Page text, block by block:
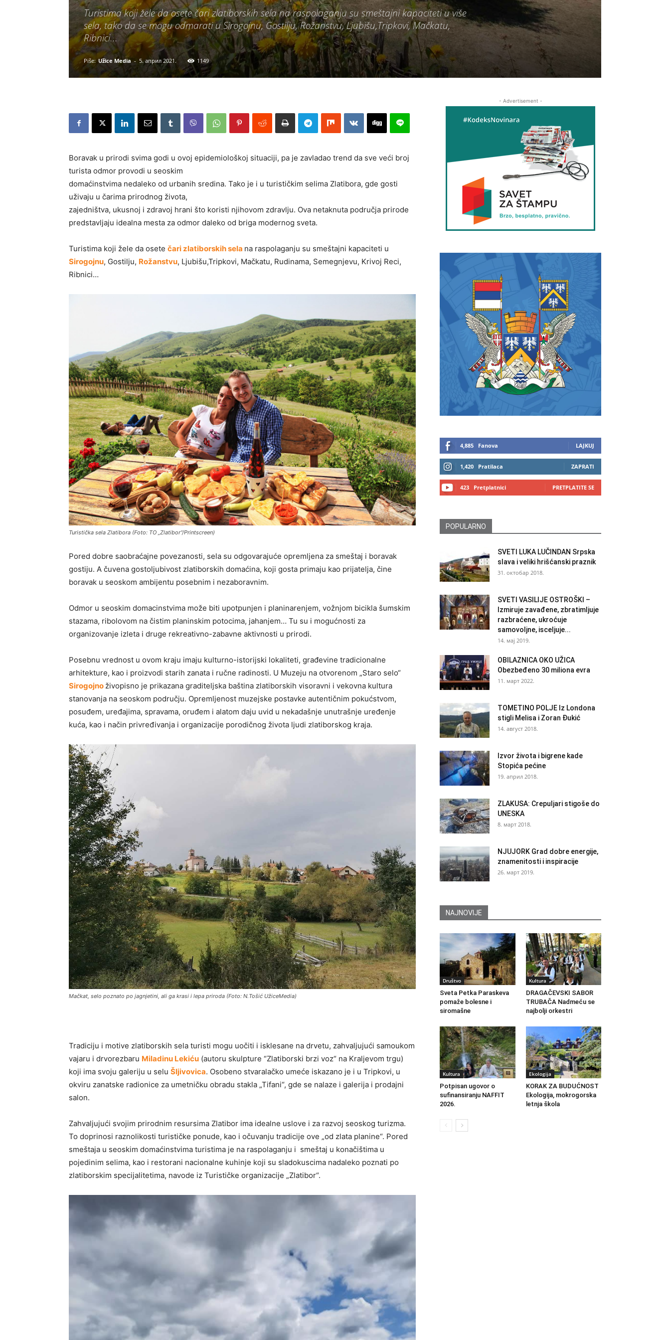
Turistima koji žele da osete čari zlatiborskih sela na raspolaganju su smeštajni kapaciteti u više
sela, tako da se mogu odmarati u Sirogojnu, Gostilju, Rožanstvu, Ljubišu,Tripkovi, Mačkatu,
Ribnici...
Piše: Užice Media - 5. април 2021. 1149
Boravak u prirodi svima godi u ovoj epidemiološkoj situaciji, pa je zavladao trend da sve veći broj
turista odmor provodi u seoskim
domaćinstvima nedaleko od urbanih sredina. Tako je i u turističkim selima Zlatibora, gde gosti
uživaju u čarima prirodnog života,
zajedništva, ukusnoj i zdravoj hrani što koristi njihovom zdravlju. Ova netaknuta područja prirode
predstavljaju idealna mesta za odmor daleko od briga modernog sveta.
Turistima koji žele da osete čari zlatiborskih sela na raspolaganju su smeštajni kapaciteti u
Sirogojnu, Gostilju, Rožanstvu, Ljubišu,Tripkovi, Mačkatu, Rudinama, Semegnjevu, Krivoj Reci,
Ribnici…
Turistička sela Zlatibora (Foto: TO „Zlatibor“/Printscreen)
Pored dobre saobraćajne povezanosti, sela su odgovarajuće opremljena za smeštaj i boravak
gostiju. A čuvena gostoljubivost zlatiborskih domaćina, koji gosta primaju kao prijatelja, čine
boravak u seoskom ambijentu posebnim i nezaboravnim.
Odmor u seoskim domacinstvima može biti upotpunjen i planinarenjem, vožnjom bicikla šumskim
stazama, ribolovom na čistim planinskim potocima, jahanjem… Tu su i mogućnosti za
organizovanje izleta i druge rekreativno-zabavne aktivnosti u prirodi.
Posebnu vrednost u ovom kraju imaju kulturno-istorijski lokaliteti, građevine tradicionalne
arhitekture, kao i proizvodi starih zanata i ručne radinosti. U Muzeju na otvorenom „Staro selo“
Sirogojno živopisno je prikazana graditeljska baština zlatiborskih visoravni i vekovna kultura
stanovanja na seoskom području. Opremljenost muzejske postavke autentičnim pokućstvom,
posuđem, uređajima, spravama, oruđem i alatom daju uvid u nekadašnje unutrašnje uređenje
kuća, kao i način privređivanja i organizacije porodičnog života ljudi zlatiborskog kraja.
Mačkat, selo poznato po jagnjetini, ali ga krasi i lepa priroda (Foto: N.Tošić UžiceMedia)
Tradiciju i motive zlatiborskih sela turisti mogu uočiti i isklesane na drvetu, zahvaljujući samoukom
vajaru i drvorezbaru Miladinu Lekiću (autoru skulpture “Zlatiborski brzi voz“ na Kraljevom trgu)
koji ima svoju galeriju u selu Šljivovica. Osobeno stvaralačko umeće iskazano je i u Tripkovi, u
okviru zanatske radionice za umetničku obradu stakla „Tifani“, gde se nalaze i galerija i prodajni
salon.
Zahvaljujući svojim prirodnim resursima Zlatibor ima idealne uslove i za razvoj seoskog turizma.
To doprinosi raznolikosti turističke ponude, kao i očuvanju tradicije ove „od zlata planine“. Pored
smeštaja u seoskim domaćinstvima turistima je na raspolaganju i smeštaj u konačištima u
pojedinim selima, kao i restorani nacionalne kuhinje koji su sladokuscima nadaleko poznati po
zlatiborskim specijalitetima, navode iz Turističke organizacije „Zlatibor“.
- Advertisement -
4,885 Fanova LAJKUJ
1,420 Pratilaca ZAPRATI
423 Pretplatnici PRETPLATITE SE
POPULARNO
SVETI LUKA LUČINDAN Srpska
slava i veliki hrišćanski praznik
31. октобар 2018.
SVETI VASILIJE OSTROŠKI –
Izmiruje zavađene, zbratimljuje
razbraćene, ukroćuje
samovoljne, isceljuje...
14. мај 2019.
OBILAZNICA OKO UŽICA
Obezbeđeno 30 miliona evra
11. март 2022.
TOMETINO POLJE Iz Londona
stigli Melisa i Zoran Đukić
14. август 2018.
Izvor života i bigrene kade
Stopića pećine
19. април 2018.
ZLAKUSA: Crepuljari stigoše do
UNESKA
8. март 2018.
NJUJORK Grad dobre energije,
znamenitosti i inspiracije
26. март 2019.
NAJNOVIJE
Društvo
Sveta Petka Paraskeva
pomaže bolesne i
siromašne
Kultura
DRAGAČEVSKI SABOR
TRUBAČA Nadmeću se
najbolji orkestri
Kultura
Potpisan ugovor o
sufinansiranju NAFFIT
2026.
Ekologija
KORAK ZA BUDUĆNOST
Ekologija, mokrogorska
letnja škola